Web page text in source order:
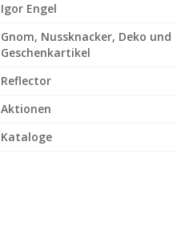
Igor Engel
Gnom, Nussknacker, Deko und
Geschenkartikel
Reflector
Aktionen
Kataloge